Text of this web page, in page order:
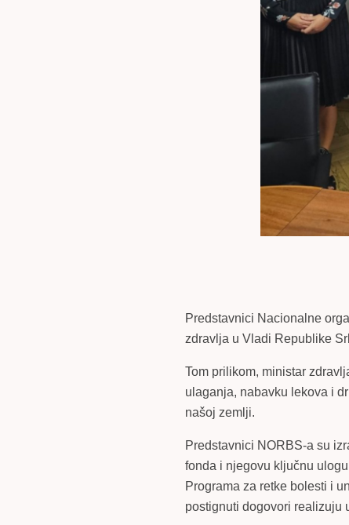
Predstavnici Nacionalne
zdravlja u Vladi Republike
Tom prilikom, ministar
ulaganja, nabavku lekova i
našoj zemlji.
Predstavnici NORBS-a su
fonda i njegovu ključnu
Programa za retke bolesti i
postignuti dogovori realizuju